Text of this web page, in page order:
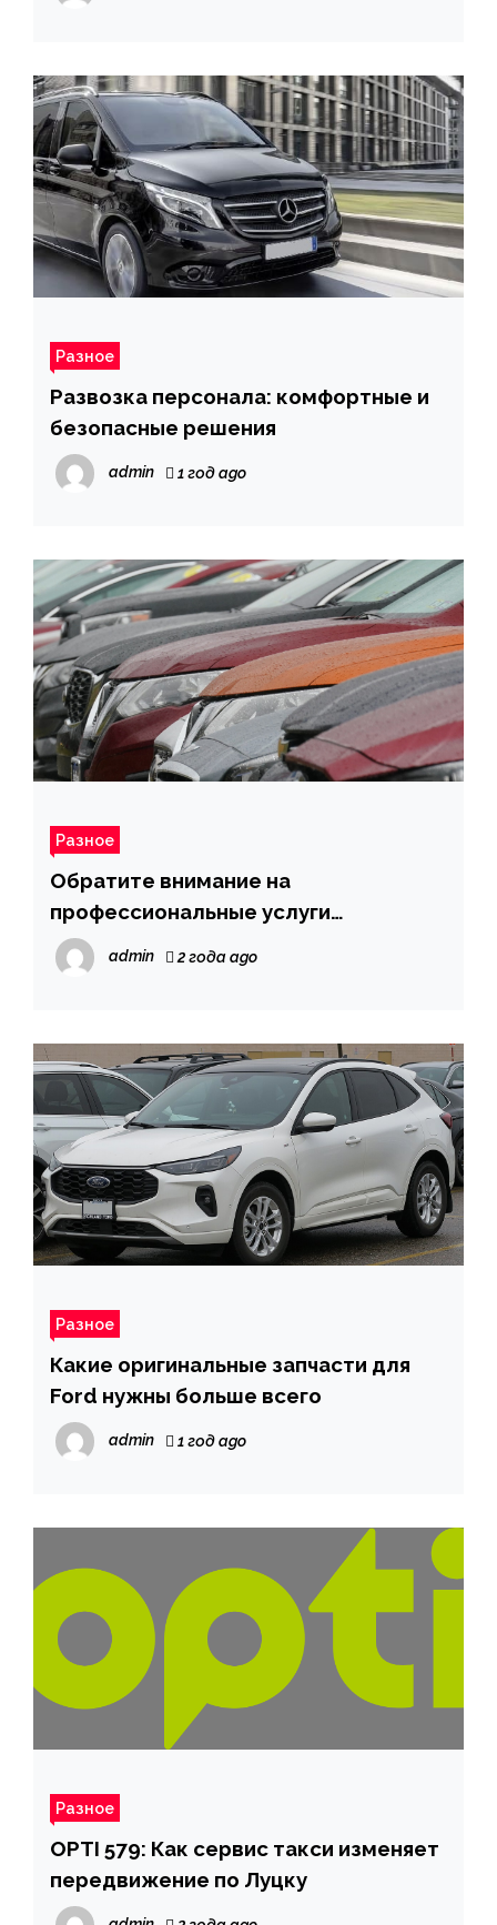
Разное
Развозка персонала: комфортные и
безопасные решения
admin 1 год ago
Разное
Обратите внимание на
профессиональные услуги
автовыкупа
admin 2 года ago
Разное
Какие оригинальные запчасти для
Ford нужны больше всего
admin 1 год ago
Разное
OPTI 579: Как сервис такси изменяет
передвижение по Луцку